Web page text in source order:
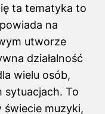
ta tematyka to
na
utworze
działalność
wielu osób,
sytuacjach. To
muzyki,